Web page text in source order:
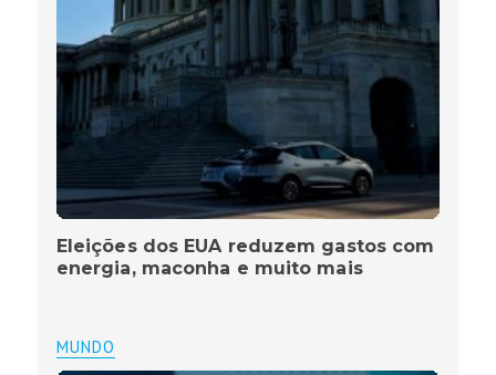
Eleições dos EUA reduzem gastos com
energia, maconha e muito mais
MUNDO